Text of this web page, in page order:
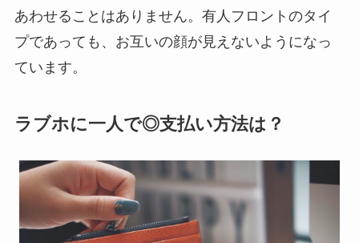
あわせることはありません。有人フロントのタイ
プであっても、お互いの顔が見えないようになっ
ています。
ラブホに一人で◎支払い方法は？